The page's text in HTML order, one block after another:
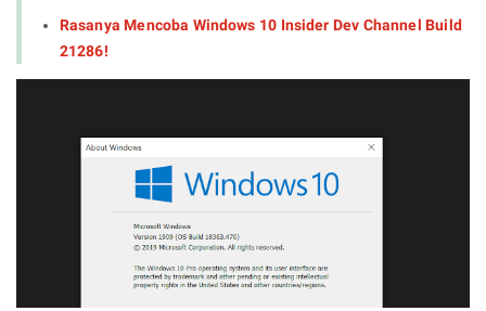
Rasanya Mencoba Windows 10 Insider Dev Channel Build
21286!